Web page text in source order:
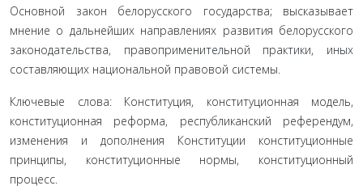
Основной закон белорусского государства; высказывает
мнение о дальнейших направлениях развития белорусского
законодательства, правоприменительной практики, иных
составляющих национальной правовой системы.
Ключевые слова: Конституция, конституционная модель,
конституционная реформа, республиканский референдум,
изменения и дополнения Конституции конституционные
принципы, конституционные нормы, конституционный
процесс.